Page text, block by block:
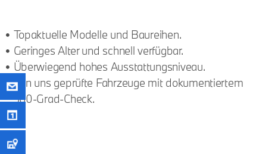
Topaktuelle Modelle und Baureihen.
Geringes Alter und schnell verfügbar.
Überwiegend hohes Ausstattungsniveau.
Von uns geprüfte Fahrzeuge mit dokumentiertem
360-Grad-Check.